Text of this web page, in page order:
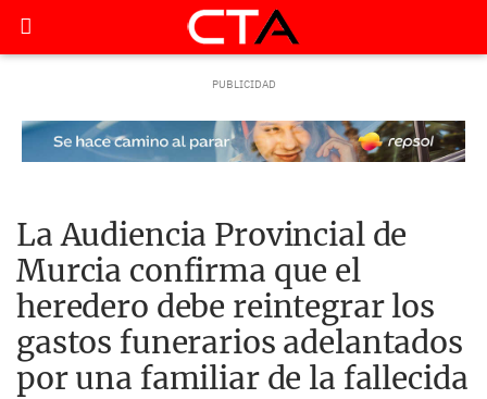
La Audiencia Provincial de
Murcia confirma que el
heredero debe reintegrar los
gastos funerarios adelantados
por una familiar de la fallecida